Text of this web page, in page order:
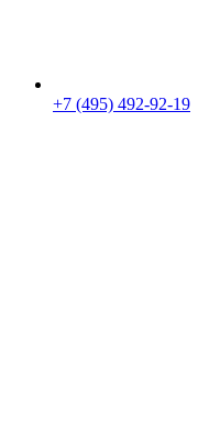
+7 (495) 492-92-19